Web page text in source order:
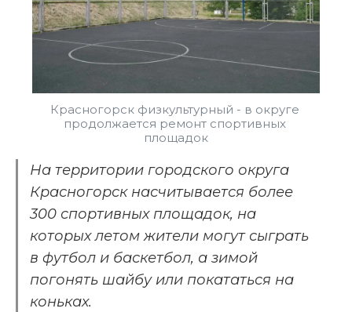
Красногорск физкультурный - в округе
продолжается ремонт спортивных
площадок
На территории городского округа
Красногорск насчитывается более
300 спортивных площадок, на
которых летом жители могут сыграть
в футбол и баскетбол, а зимой
погонять шайбу или покататься на
коньках.